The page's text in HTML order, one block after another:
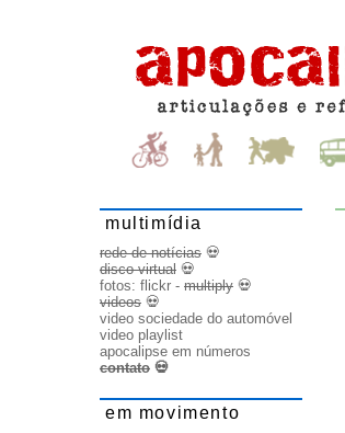
multimídia
rede de notícias 💀
disco virtual 💀
fotos: flickr - multiply 💀
videos 💀
video sociedade do automóvel
video playlist
apocalipse em números
contato 💀
em movimento